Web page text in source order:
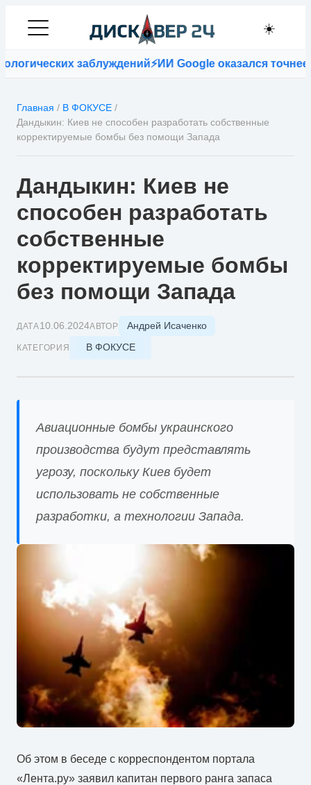
☀️
заблуждений⚡ИИ Google оказался точнее
Главная / В ФОКУСЕ /
Дандыкин: Киев не способен разработать собственные
корректируемые бомбы без помощи Запада
Дандыкин: Киев не
способен разработать
собственные
корректируемые бомбы
без помощи Запада
ДАТА10.06.2024АВТОР Андрей Исаченко
КАТЕГОРИЯ В ФОКУСЕ
Авиационные бомбы украинского
производства будут представлять
угрозу, поскольку Киев будет
использовать не собственные
разработки, а технологии Запада.
Об этом в беседе с корреспондентом портала
«Лента.ру» заявил капитан первого ранга запаса